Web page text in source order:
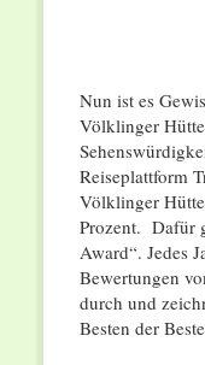
Nun ist es
Völklinger
Reiseplattform
Völklinger
Prozent. Dafür
Award“. Jedes
Bewertungen
durch und
Besten der